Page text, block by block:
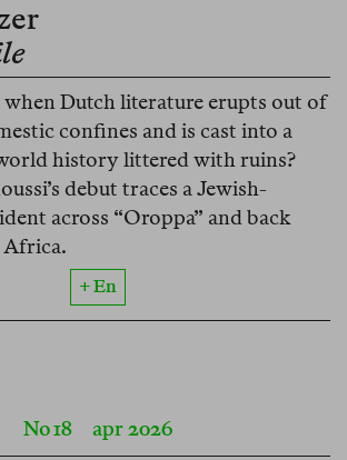
Dutch literature erupts out of
confines and is cast into a
history littered with ruins?
debut traces a Jewish-
across “Oroppa” and back
Africa.
+ En
No 18 apr 2026